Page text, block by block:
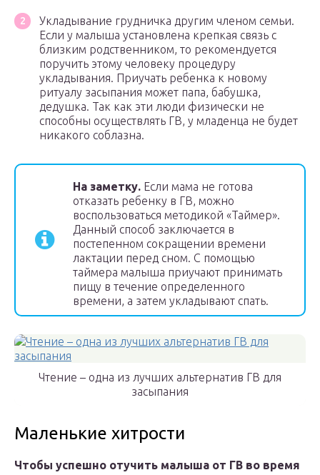
Укладывание грудничка другим членом семьи.
Если у малыша установлена крепкая связь с
близким родственником, то рекомендуется
поручить этому человеку процедуру
укладывания. Приучать ребенка к новому
ритуалу засыпания может папа, бабушка,
дедушка. Так как эти люди физически не
способны осуществлять ГВ, у младенца не будет
никакого соблазна.
На заметку. Если мама не готова
отказать ребенку в ГВ, можно
воспользоваться методикой «Таймер».
Данный способ заключается в
постепенном сокращении времени
лактации перед сном. С помощью
таймера малыша приучают принимать
пищу в течение определенного
времени, а затем укладывают спать.
Чтение – одна из лучших альтернатив ГВ для
засыпания
Маленькие хитрости
Чтобы успешно отучить малыша от ГВ во время